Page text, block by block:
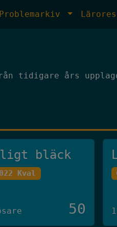
Problemarkiv
tidigare års
bläck
Kval
50